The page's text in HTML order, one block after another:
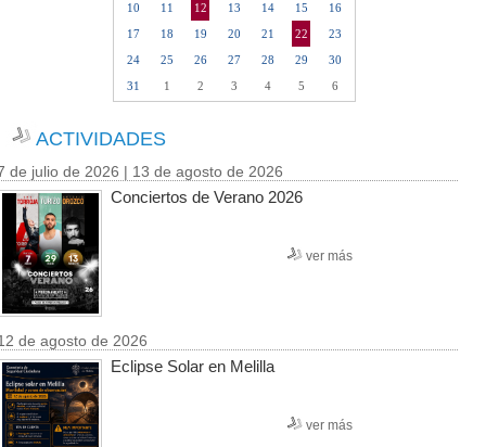
10
11 12 13 14 15
16
17
18 19 20 21 22
23
24
25 26 27 28 29
30
31
1 2 3 4 5 6
ACTIVIDADES
de julio de 2026 | 13 de agosto de 2026
Conciertos de Verano 2026
ver más
de agosto de 2026
Eclipse Solar en Melilla
ver más